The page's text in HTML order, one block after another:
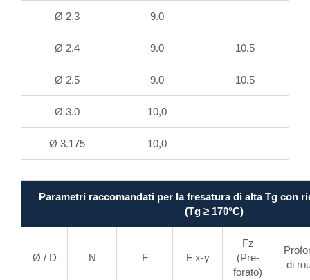
Ø 2.3 9.0
Ø 2.4 9.0 10.5
Ø 2.5 9.0 10.5
Ø 3.0 10,0
Ø 3.175 10,0
Parametri raccomandati per la fresatura di alta Tg con
(Tg ≥ 170°C)
Ø / D N F F x-y
Fz
(Pre-
forato)
di